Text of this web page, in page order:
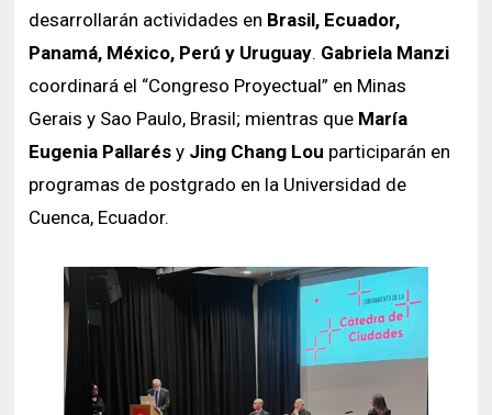
desarrollarán actividades en Brasil, Ecuador,
Panamá, México, Perú y Uruguay. Gabriela Manzi
coordinará el “Congreso Proyectual” en Minas
Gerais y Sao Paulo, Brasil; mientras que María
Eugenia Pallarés y Jing Chang Lou participarán en
programas de postgrado en la Universidad de
Cuenca, Ecuador.